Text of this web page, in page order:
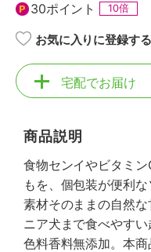
30ポイント 10倍
お気に入りに登録する
宅配でお届け
商品説明
食物センイやビタミ
もを、個包装が便利
素材そのままの自然
ニア犬まで食べやす
色料香料無添加。本